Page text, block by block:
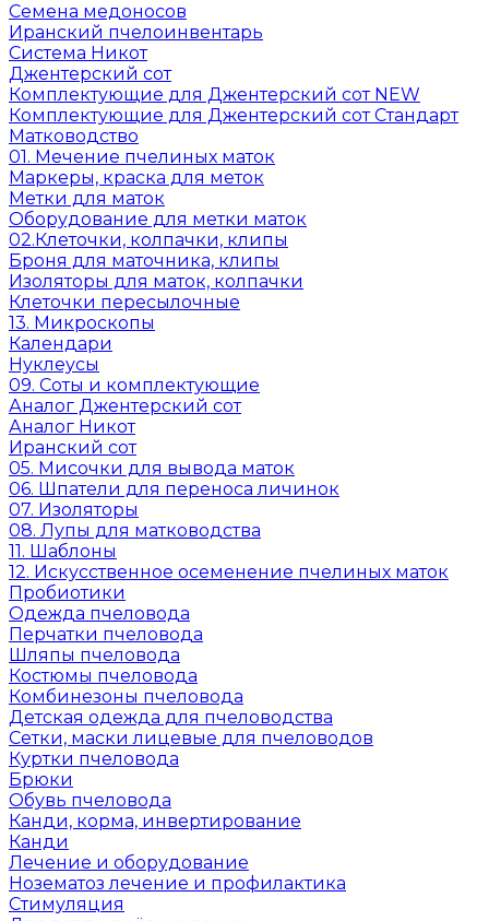
Семена медоносов
Иранский пчелоинвентарь
Система Никот
Джентерский сот
Комплектующие для Джентерский сот NEW
Комплектующие для Джентерский сот Стандарт
Матководство
01. Мечение пчелиных маток
Маркеры, краска для меток
Метки для маток
Оборудование для метки маток
02.Клеточки, колпачки, клипы
Броня для маточника, клипы
Изоляторы для маток, колпачки
Клеточки пересылочные
13. Микроскопы
Календари
Нуклеусы
09. Соты и комплектующие
Аналог Джентерский сот
Аналог Никот
Иранский сот
05. Мисочки для вывода маток
06. Шпатели для переноса личинок
07. Изоляторы
08. Лупы для матководства
11. Шаблоны
12. Искусственное осеменение пчелиных маток
Пробиотики
Одежда пчеловода
Перчатки пчеловода
Шляпы пчеловода
Костюмы пчеловода
Комбинезоны пчеловода
Детская одежда для пчеловодства
Сетки, маски лицевые для пчеловодов
Куртки пчеловода
Брюки
Обувь пчеловода
Канди, корма, инвертирование
Канди
Лечение и оборудование
Нозематоз лечение и профилактика
Стимуляция